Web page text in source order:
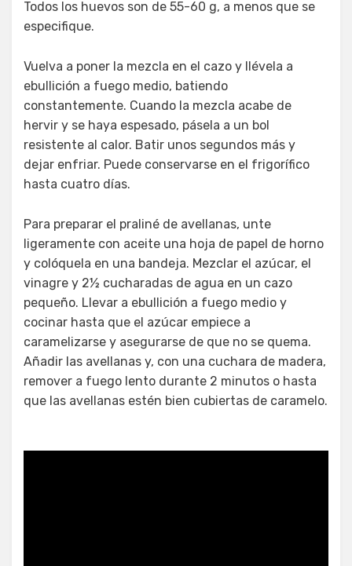
Todos los huevos son de 55-60 g, a menos que se
especifique.
Vuelva a poner la mezcla en el cazo y llévela a
ebullición a fuego medio, batiendo
constantemente. Cuando la mezcla acabe de
hervir y se haya espesado, pásela a un bol
resistente al calor. Batir unos segundos más y
dejar enfriar. Puede conservarse en el frigorífico
hasta cuatro días.
Para preparar el praliné de avellanas, unte
ligeramente con aceite una hoja de papel de horno
y colóquela en una bandeja. Mezclar el azúcar, el
vinagre y 2½ cucharadas de agua en un cazo
pequeño. Llevar a ebullición a fuego medio y
cocinar hasta que el azúcar empiece a
caramelizarse y asegurarse de que no se quema.
Añadir las avellanas y, con una cuchara de madera,
remover a fuego lento durante 2 minutos o hasta
que las avellanas estén bien cubiertas de caramelo.